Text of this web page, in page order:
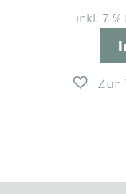
inkl. 7 %